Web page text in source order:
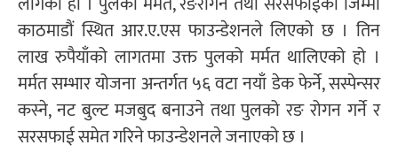
काठमाडौं स्थित आर.ए.एस फाउन्डेशनले लिएको छ । तिन
लाख रुपैयाँको लागतमा उक्त पुलको मर्मत थालिएको हो ।
मर्मत सम्भार योजना अन्तर्गत ५६ वटा नयाँ डेक फेर्ने, सस्पेन्सर
कस्ने, नट बुल्ट मजबुद बनाउने तथा पुलको रङ रोगन गर्ने र
सरसफाई समेत गरिने फाउन्डेशनले जनाएको छ ।